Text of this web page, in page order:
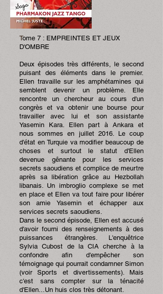
Tome 7 : EMPREINTES ET JEUX
D'OMBRE
Deux épisodes très différents, le second
puisant des éléments dans le premier.
Ellen travaille sur les amphétamines qui
semblent devenir un problème. Elle
rencontre un chercheur au cours d'un
congrès et va obtenir une bourse pour
travailler avec lui et son assistante
Yasemin Kara. Ellen part à Ankara et
nous sommes en juillet 2016. Le coup
d'état en Turquie va modifier beaucoup de
choses et surtout le statut d'Ellen
devenue gênante pour les services
secrets saoudiens et complice de meurtre
après sa libération grâce au Hezbollah
libanais. Un imbroglio complexe se met
en place et Ellen va tout faire pour libérer
son amie Yasemin et échapper aux
services secrets saoudiens.
Dans le second épisode, Ellen est accusé
d'avoir fourni des renseignements à des
puissances étrangères. L'enquêtrice
Sylvia Cubost de la CIA cherche à la
confondre afin d'empêcher son
témoignage qui pourrait condamner Simon
(voir Sports et divertissements). Mais
c'est sans compter sur la ténacité
d'Ellen...Un huis clos très détonant.